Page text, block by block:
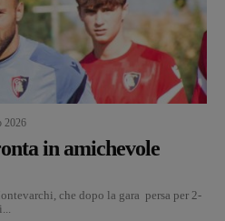
2026
in amichevole
che dopo la gara persa per 2-